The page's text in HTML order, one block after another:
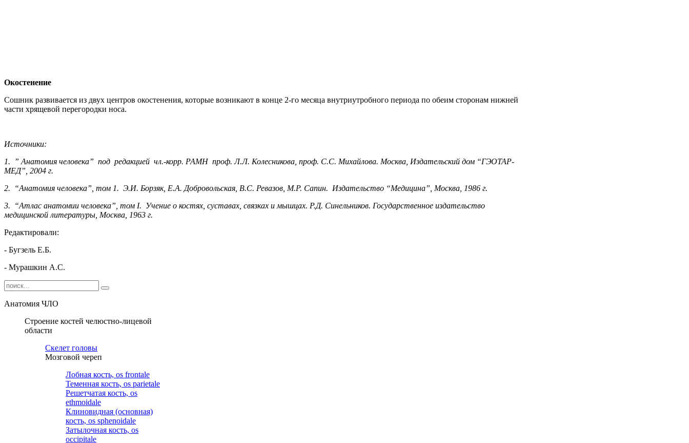
Окостенение
Сошник развивается из двух центров окостенения, которые возникают в конце 2-го месяца внутриутробного периода по обеим сторонам нижней
части хрящевой перегородки носа.
Источники:
1. ” Анатомия человека” под редакцией чл.-корр. РАМН проф. Л.Л. Колесникова, проф. С.С. Михайлова. Москва, Издательский дом “ГЭОТАР-
МЕД”, 2004 г.
2. “Анатомия человека”, том 1. Э.И. Борзяк, Е.А. Добровольская, В.С. Ревазов, М.Р. Сапин. Издательство “Медицина”, Москва, 1986 г.
3. “Атлас анатомии человека”, том I. Учение о костях, суставах, связках и мышцах. Р.Д. Синельников. Государственное издательство
медицинской литературы, Москва, 1963 г.
Редактировали:
- Бугзель Е.Б.
- Мурашкин А.С.
Анатомия ЧЛО
Строение костей челюстно-лицевой
области
Cкелет головы
Мозговой череп
Лобная кость, os frontale
Теменная кость, os parietale
Решетчатая кость, os
ethmoidale
Клиновидная (основная)
кость, os sphenoidale
Затылочная кость, os
occipitale